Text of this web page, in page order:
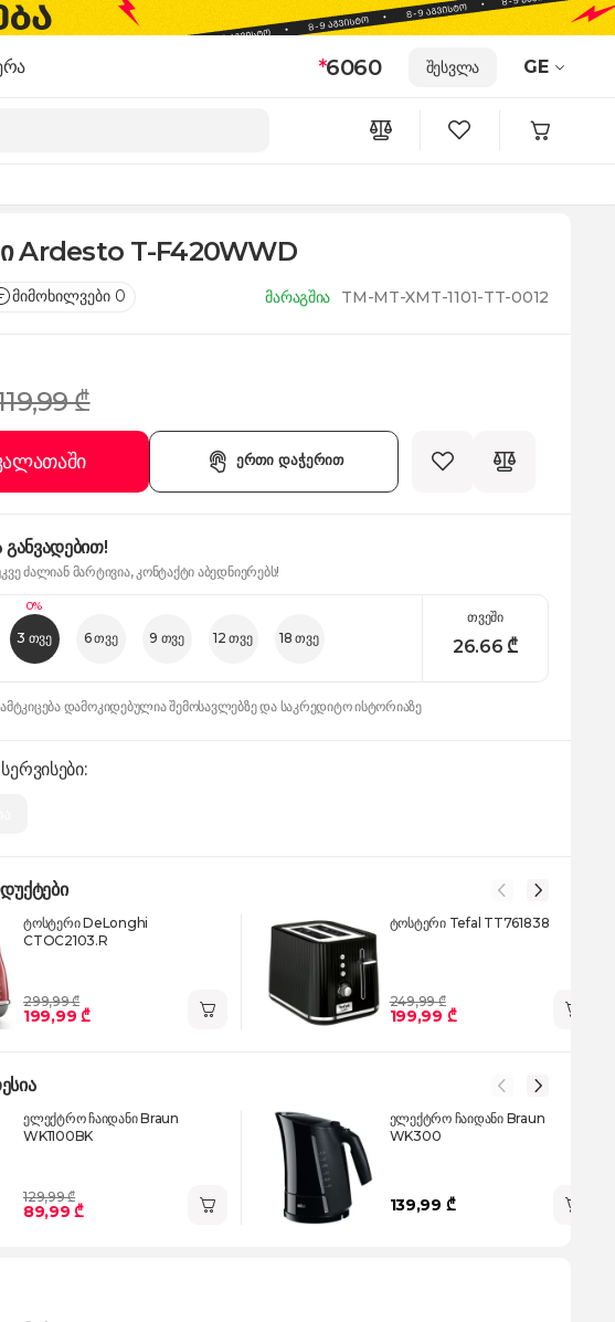
*6060 შესვლა GE
Ardesto T-F420WWD
მიმოხილვები 0 მარაგშია TM-MT-XMT-1101-TT-0012
₾
ერთი დაჭერით
განვადებით!
ძალიან მარტივია, კონტაქტი აბედნიერებს!
0%
3 თვე 6 თვე 9 თვე 12 თვე 18 თვე
თვეში
26.66₾
დამოკიდებულია შემოსავლებზე და საკრედიტო ისტორიაზე
ტოსტერი DeLonghi
CTOC2103.R
299,99 ₾
199,99 ₾
ტოსტერი Tefal TT761838
249,99 ₾
199,99 ₾
ელექტრო ჩაიდანი Braun
WK1100BK
129,99 ₾
89,99 ₾
ელექტრო ჩაიდანი Braun
WK300
139,99 ₾